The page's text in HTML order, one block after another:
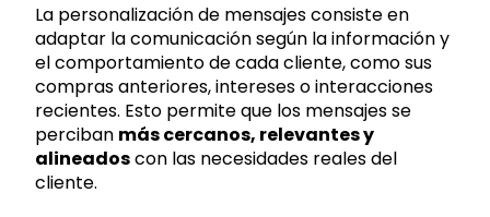
La personalización de mensajes consiste en
adaptar la comunicación según la información y
el comportamiento de cada cliente, como sus
compras anteriores, intereses o interacciones
recientes. Esto permite que los mensajes se
perciban más cercanos, relevantes y
alineadoscon las necesidades reales del
cliente.